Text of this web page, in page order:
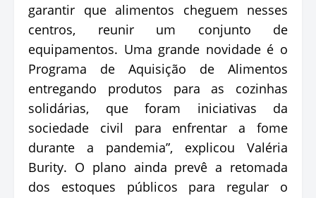
garantir que alimentos cheguem nesses
centros, reunir um conjunto de
equipamentos. Uma grande novidade é o
Programa de Aquisição de Alimentos
entregando produtos para as cozinhas
solidárias, que foram iniciativas da
sociedade civil para enfrentar a fome
durante a pandemia”, explicou Valéria
Burity. O plano ainda prevê a retomada
dos estoques públicos para regular o